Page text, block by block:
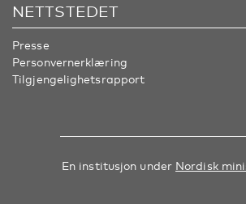
NETTSTEDET
Presse
Personvernerklæring
Tilgjengelighetsrapport
En institusjon under Nordisk